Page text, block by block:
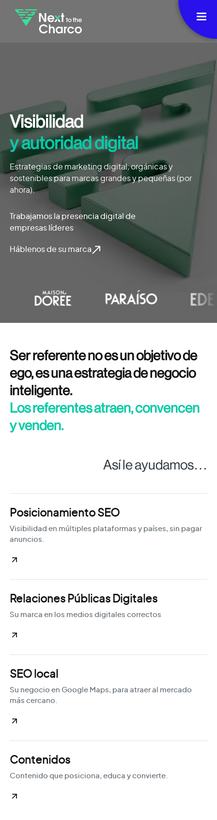
Visibilidad
y autoridad digital
Estrategias de marketing digital, orgánicas y
sostenibles para marcas grandes y pequeñas (por
ahora).
Trabajamos la presencia digital de
empresas líderes
Háblenos de su marca
Ser referente no es un objetivo de
ego, es una estrategia de negocio
inteligente.
Los referentes atraen, convencen
y venden.
Así le ayudamos…
Posicionamiento SEO
Visibilidad en múltiples plataformas y países, sin pagar
anuncios.
Relaciones Públicas Digitales
Su marca en los medios digitales correctos
SEO local
Su negocio en Google Maps, para atraer al mercado
más cercano.
Contenidos
Contenido que posiciona, educa y convierte.